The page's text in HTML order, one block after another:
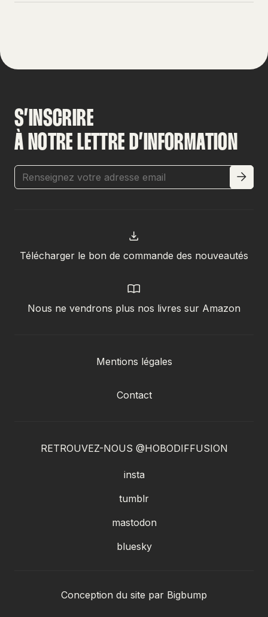
S’INSCRIRE
À NOTRE LETTRE D’INFORMATION
Télécharger le bon de commande des nouveautés
Nous ne vendrons plus nos livres sur Amazon
Mentions légales
Contact
RETROUVEZ-NOUS @HOBODIFFUSION
insta
tumblr
mastodon
bluesky
Conception du site par Bigbump